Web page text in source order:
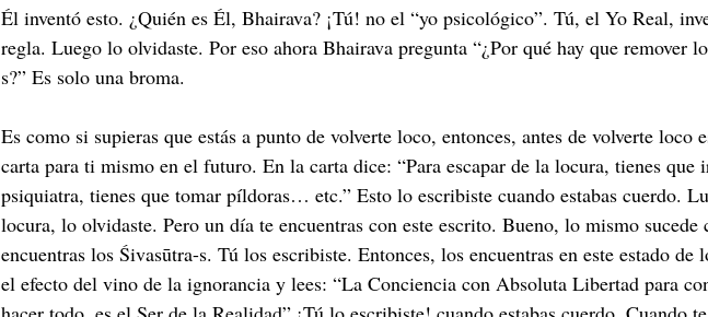
Él inventó esto. ¿Quién es Él, Bhairava? ¡Tú! no el “yo psicológico”. Tú, el Yo Real,
regla. Luego lo olvidaste. Por eso ahora Bhairava pregunta “¿Por qué hay que remover
s?” Es solo una broma.
Es como si supieras que estás a punto de volverte loco, entonces, antes de volverte loco
carta para ti mismo en el futuro. En la carta dice: “Para escapar de la locura, tienes que
psiquiatra, tienes que tomar píldoras… etc.” Esto lo escribiste cuando estabas cuerdo.
locura, lo olvidaste. Pero un día te encuentras con este escrito. Bueno, lo mismo sucede
encuentras los Śivasūtra-s. Tú los escribiste. Entonces, los encuentras en este estado de
el efecto del vino de la ignorancia y lees: “La Conciencia con Absoluta Libertad para